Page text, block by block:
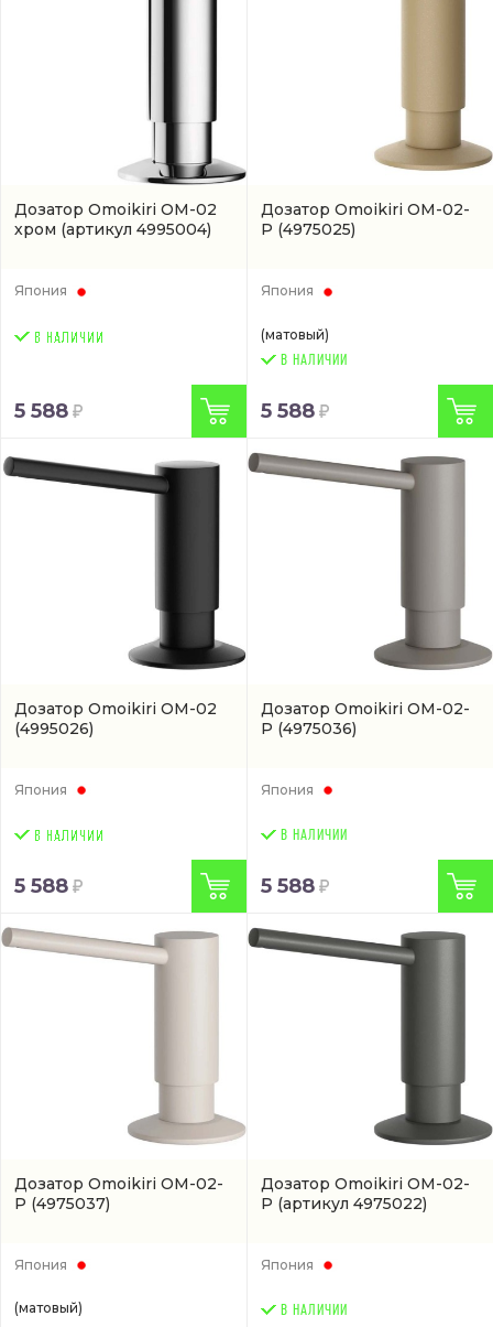
Дозатор Omoikiri OM-02
хром (артикул 4995004)
Япония
5 588
Дозатор Omoikiri ОМ-02-
P (4975025)
Япония
(матовый)
В НАЛИЧИИ
5 588
Дозатор Omoikiri OM-02
(4995026)
Япония
5 588
Дозатор Omoikiri ОМ-02-
P (4975036)
Япония
В НАЛИЧИИ
5 588
Дозатор Omoikiri ОМ-02-
P (4975037)
Япония
(матовый)
Дозатор Omoikiri ОМ-02-
P (артикул 4975022)
Япония
В НАЛИЧИИ